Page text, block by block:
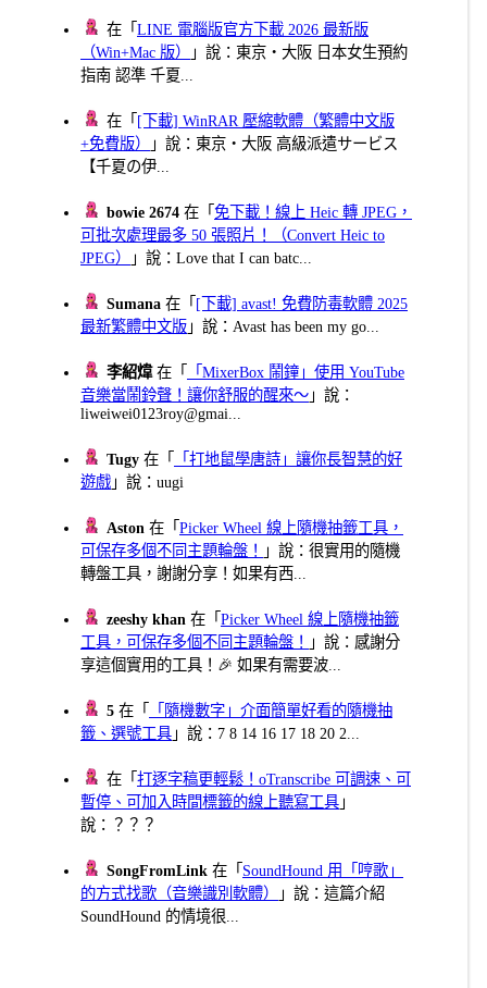
在「LINE 電腦版官方下載 2026 最新版
（Win+Mac 版）
」說：東京・大阪 日本女生預約
指南 認準 千夏...
在「 [下載] WinRAR 壓縮軟體（繁體中文版
+免費版）
」說：東京・大阪 高級派遣サービス
【千夏の伊...
bowie 2674 在「免下載！線上 Heic 轉 JPEG，
可批次處理最多 50 張照片！（Convert Heic to
JPEG）
」說：Love that I can batc...
Sumana 在「 [下載] avast! 免費防毒軟體 2025
最新繁體中文版 」說：Avast has been my go...
李紹煒在「
「MixerBox 鬧鐘」使用 YouTube
音樂當鬧鈴聲！讓你舒服的醒來～ 」說：
liweiwei0123roy@gmai...
Tugy 在「
「打地鼠學唐詩」讓你長智慧的好
遊戲 」說：uugi
Aston 在「Picker Wheel 線上隨機抽籤工具，
可保存多個不同主題輪盤！
」說：很實用的隨機
轉盤工具，謝謝分享！如果有西...
zeeshy khan 在「Picker Wheel 線上隨機抽籤
工具，可保存多個不同主題輪盤！
」說：感謝分
享這個實用的工具！🎉 如果有需要波...
5 在「
「隨機數字」介面簡單好看的隨機抽
籤、選號工具 」說：7 8 14 16 17 18 20 2...
在「打逐字稿更輕鬆！oTranscribe 可調速、可
暫停、可加入時間標籤的線上聽寫工具 」
說：？？？
SongFromLink 在「 SoundHound 用「哼歌」
的方式找歌（音樂識別軟體）
」說：這篇介紹
SoundHound 的情境很...